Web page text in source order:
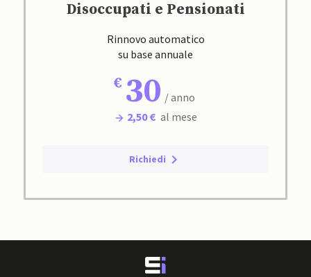
Disoccupati e Pensionati
Rinnovo automatico
su base annuale
30 / anno
2,50 € al mese
Richiedi